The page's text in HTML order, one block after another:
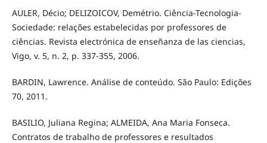
AULER, Décio; DELIZOICOV, Demétrio. Ciência-Tecnologia-
Sociedade: relações estabelecidas por professores de
ciências. Revista electrónica de enseñanza de las ciencias,
Vigo, v. 5, n. 2, p. 337-355, 2006.
BARDIN, Lawrence. Análise de conteúdo. São Paulo: Edições
70, 2011.
BASILIO, Juliana Regina; ALMEIDA, Ana Maria Fonseca.
Contratos de trabalho de professores e resultados